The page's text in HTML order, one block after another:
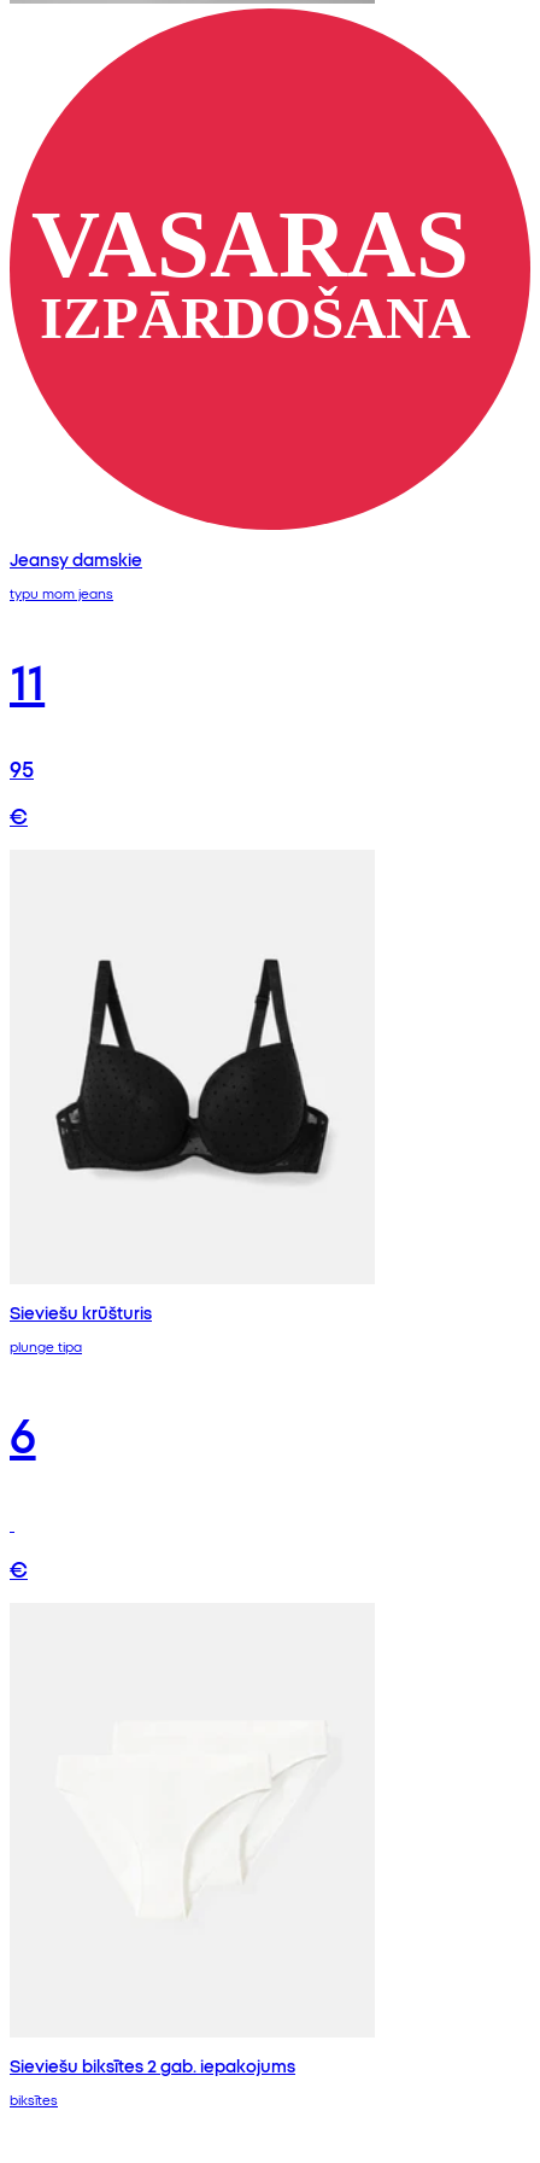
Jeansy damskie
typu mom jeans
11
95
€
Sieviešu krūšturis
plunge tipa
6
€
Sieviešu biksītes 2 gab. iepakojums
biksītes